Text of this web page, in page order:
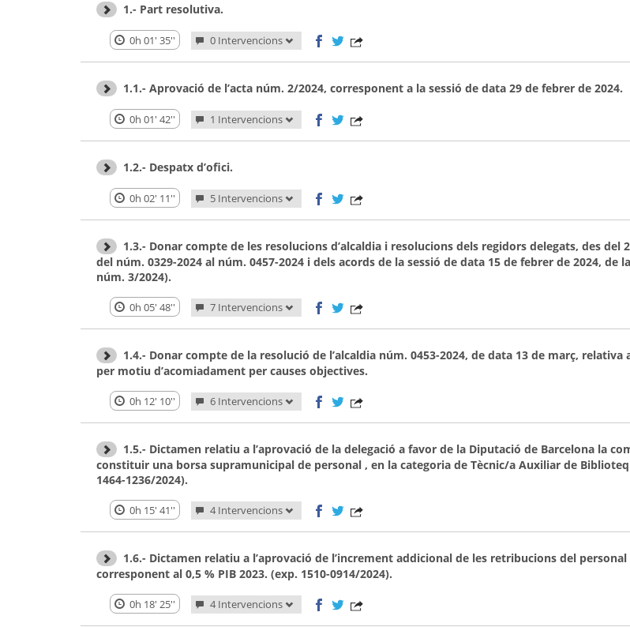
1.- Part resolutiva.
0h 01' 35'' 0 Intervencions
1.1.- Aprovació de l’acta núm. 2/2024, corresponent a la sessió de data 29 de febrer de 2024.
0h 01' 42'' 1 Intervencions
1.2.- Despatx d’ofici.
0h 02' 11'' 5 Intervencions
1.3.- Donar compte de les resolucions d’alcaldia i resolucions dels regidors delegats, des del
del núm. 0329-2024 al núm. 0457-2024 i dels acords de la sessió de data 15 de febrer de 2024, de
núm. 3/2024).
0h 05' 48'' 7 Intervencions
1.4.- Donar compte de la resolució de l’alcaldia núm. 0453-2024, de data 13 de març,
per motiu d’acomiadament per causes objectives.
0h 12' 10'' 6 Intervencions
1.5.- Dictamen relatiu a l’aprovació de la delegació a favor de la Diputació de Barcelona la
constituir una borsa supramunicipal de personal , en la categoria de Tècnic/a Auxiliar de
1464-1236/2024).
0h 15' 41'' 4 Intervencions
1.6.- Dictamen relatiu a l’aprovació de l’increment addicional de les retribucions del
corresponent al 0,5 % PIB 2023. (exp. 1510-0914/2024).
0h 18' 25'' 4 Intervencions